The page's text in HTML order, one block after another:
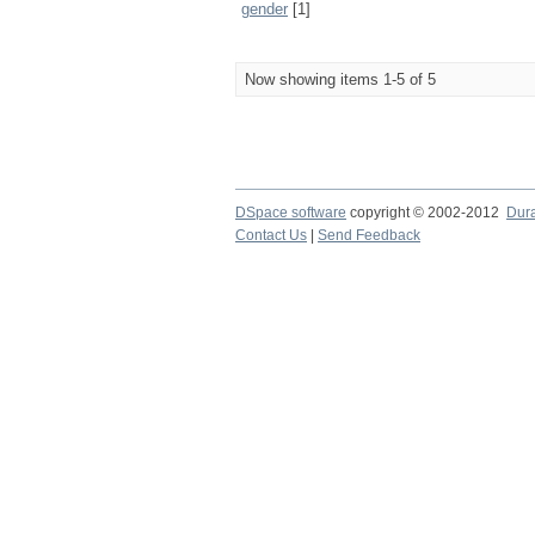
gender [1]
Now showing items 1-5 of 5
DSpace software copyright © 2002-2012
Contact Us
Send Feedback